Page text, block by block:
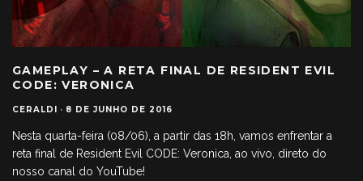
GAMEPLAY – A RETA FINAL DE RESIDENT EVIL
CODE: VERONICA
CERALDI · 8 DE JUNHO DE 2016
Nesta quarta-feira (08/06), a partir das 18h, vamos enfrentar a
reta final de Resident Evil CODE: Veronica, ao vivo, direto do
nosso canal do YouTube!